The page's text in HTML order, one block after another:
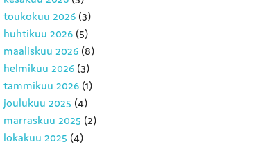
toukokuu 2026 (3)
huhtikuu 2026 (5)
maaliskuu 2026 (8)
helmikuu 2026 (3)
tammikuu 2026 (1)
joulukuu 2025 (4)
marraskuu 2025 (2)
lokakuu 2025 (4)